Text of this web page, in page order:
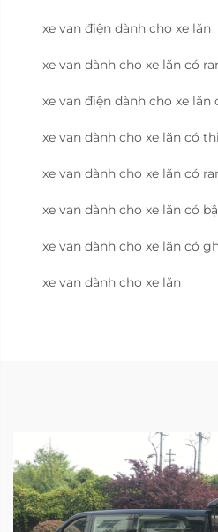
xe van điện dành cho xe lăn
xe van dành cho xe lăn có
xe van điện dành cho xe
xe van dành cho xe lăn có
xe van dành cho xe lăn có
xe van dành cho xe lăn có
xe van dành cho xe lăn có
xe van dành cho xe lăn